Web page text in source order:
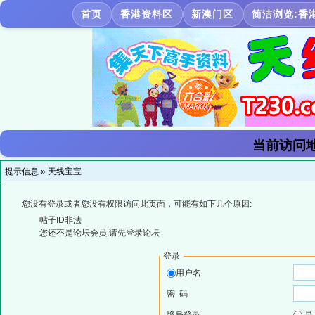
首页 香港资料区 新澳门区 简洁浏览:香
当前访问
提示信息 » 天线宝宝
您没有登录或者您没有权限访问此页面，可能有如下几个原因:
帖子ID非法
您还不是论坛会员,请先登录论坛
登录
用户名
密 码